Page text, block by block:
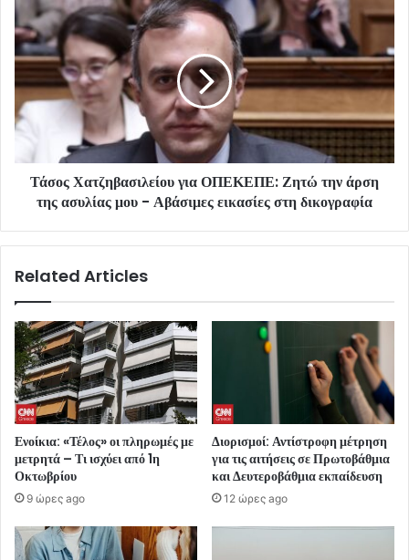
Τάσος Χατζηβασιλείου για ΟΠΕΚΕΠΕ: Ζητώ την άρση
της ασυλίας μου - Αβάσιμες εικασίες στη δικογραφία
Related Articles
Ενοίκια: «Τέλος» οι πληρωμές με
μετρητά – Τι ισχύει από 1η
Οκτωβρίου
9 ώρες ago
Διορισμοί: Αντίστροφη μέτρηση
για τις αιτήσεις σε Πρωτοβάθμια
και Δευτεροβάθμια εκπαίδευση
12 ώρες ago